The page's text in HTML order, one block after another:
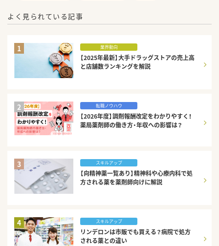
よく見られている記事
1 業界動向
【2025年最新】大手ドラッグストアの売上高
と店舗数ランキングを解説
2 転職ノウハウ
【2026年度】調剤報酬改定をわかりやすく！
薬局薬剤師の働き方・年収への影響は？
3 スキルアップ
【向精神薬一覧あり】精神科や心療内科で処
方される薬を薬剤師向けに解説
4 スキルアップ
リンデロンは市販でも買える？病院で処方
される薬との違い